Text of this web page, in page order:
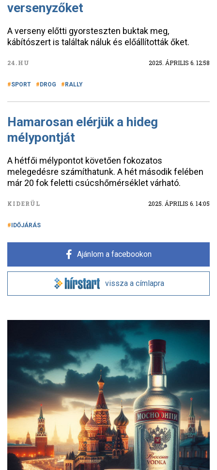
versenyzőket
A verseny előtti gyorsteszten buktak meg,
kábítószert is találtak náluk és előállították őket.
24.HU 2025. ÁPRILIS 6. 12:58
SPORT DROG RALLY
Hamarosan elérjük a hideg
mélypontját
A hétfői mélypontot követően fokozatos
melegedésre számíthatunk. A hét második felében
már 20 fok feletti csúcshőmérséklet várható.
KIDERÜL 2025. ÁPRILIS 6. 14:05
IDŐJÁRÁS
Ajánlom a facebookon
vissza a címlapra